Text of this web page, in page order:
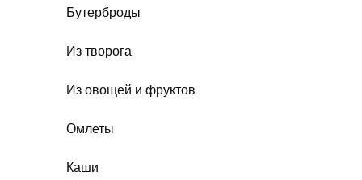
Бутерброды
Из творога
Из овощей и фруктов
Омлеты
Каши